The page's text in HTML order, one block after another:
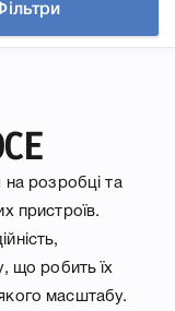
на розробці та
пристроїв.
що робить їх
масштабу.